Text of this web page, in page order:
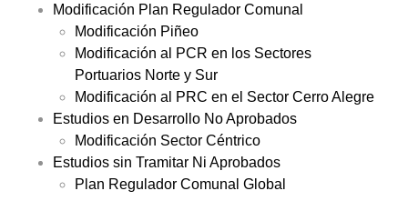
Modificación Plan Regulador Comunal
Modificación Piñeo
Modificación al PCR en los Sectores
Portuarios Norte y Sur
Modificación al PRC en el Sector Cerro Alegre
Estudios en Desarrollo No Aprobados
Modificación Sector Céntrico
Estudios sin Tramitar Ni Aprobados
Plan Regulador Comunal Global